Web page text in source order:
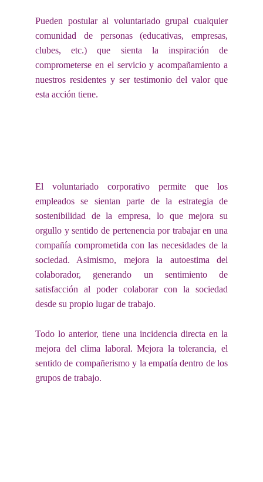
Pueden postular al voluntariado grupal cualquier
comunidad de personas (educativas, empresas,
clubes, etc.) que sienta la inspiración de
comprometerse en el servicio y acompañamiento a
nuestros residentes y ser testimonio del valor que
esta acción tiene.
El voluntariado corporativo permite que los
empleados se sientan parte de la estrategia de
sostenibilidad de la empresa, lo que mejora su
orgullo y sentido de pertenencia por trabajar en una
compañía comprometida con las necesidades de la
sociedad. Asimismo, mejora la autoestima del
colaborador, generando un sentimiento de
satisfacción al poder colaborar con la sociedad
desde su propio lugar de trabajo.
Todo lo anterior, tiene una incidencia directa en la
mejora del clima laboral. Mejora la tolerancia, el
sentido de compañerismo y la empatía dentro de los
grupos de trabajo.